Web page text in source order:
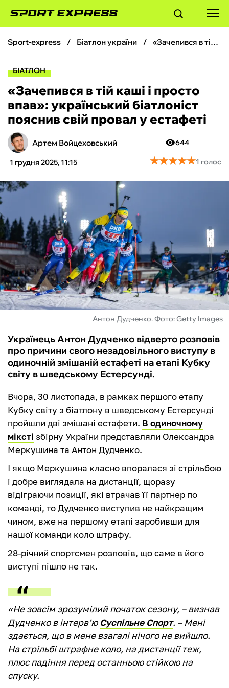
ФУТБОЛ
БОКС
ХОКЕЙ
ТЕНІС
КІБЕРСПОРТ
ЧС-2026
ФУТЗАЛ
ІНШІ
БУКМЕКЕРИ
sport-express біатлон україни «Зачепився в тій каші і просто впав»: український біатлоніст пояснив свій провал у естафеті
БІАТЛОН
«Зачепився в тій каші і просто
впав»: український біатлоніст
пояснив свій провал у естафеті
Артем Войцеховський
1 грудня 2025, 11:15
644
★★★★★
★★★★★1 голос
Антон Дудченко. Фото: Getty Images
Українець Антон Дудченко відверто розповів
про причини свого незадовільного виступу в
одиночній змішаній естафеті на етапі Кубку
світу в шведському Естерсунді.
Вчора, 30 листопада, в рамках першого етапу
Кубку світу з біатлону в шведському Естерсунді
пройшли дві змішані естафети. В одиночному
міксті збірну України представляли Олександра
Меркушина та Антон Дудченко.
І якщо Меркушина класно впоралася зі стрільбою
і добре виглядала на дистанції, щоразу
відіграючи позиції, які втрачав її партнер по
команді, то Дудченко виступив не найкращим
чином, вже на першому етапі заробивши для
нашої команди коло штрафу.
28-річний спортсмен розповів, що саме в його
виступі пішло не так.
«Не зовсім зрозумілий початок сезону, – визнав
Дудченко в інтерв’ю Суспільне Спорт. – Мені
здається, що в мене взагалі нічого не вийшло.
На стрільбі штрафне коло, на дистанції теж,
плюс падіння перед останньою стійкою на
спуску.